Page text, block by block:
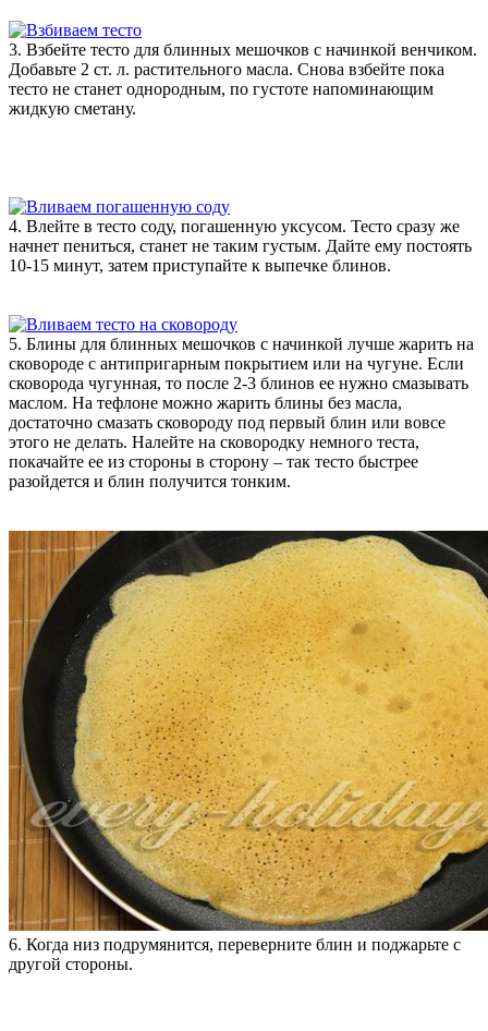
3. Взбейте тесто для блинных мешочков с начинкой венчиком.
Добавьте 2 ст. л. растительного масла. Снова взбейте пока
тесто не станет однородным, по густоте напоминающим
жидкую сметану.
4. Влейте в тесто соду, погашенную уксусом. Тесто сразу же
начнет пениться, станет не таким густым. Дайте ему постоять
10-15 минут, затем приступайте к выпечке блинов.
5. Блины для блинных мешочков с начинкой лучше жарить на
сковороде с антипригарным покрытием или на чугуне. Если
сковорода чугунная, то после 2-3 блинов ее нужно смазывать
маслом. На тефлоне можно жарить блины без масла,
достаточно смазать сковороду под первый блин или вовсе
этого не делать. Налейте на сковородку немного теста,
покачайте ее из стороны в сторону – так тесто быстрее
разойдется и блин получится тонким.
6. Когда низ подрумянится, переверните блин и поджарьте с
другой стороны.